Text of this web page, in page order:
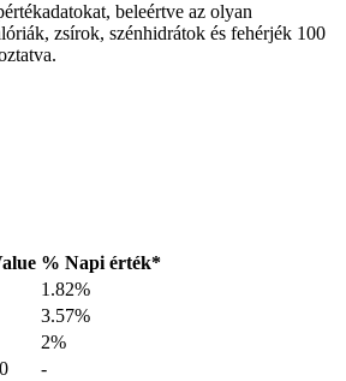
beleértve az olyan
zsírok, szénhidrátok és fehérjék 100
% Napi érték*
1.82%
3.57%
2%
-